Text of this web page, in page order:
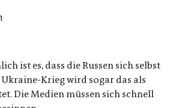
ist es, dass die Russen sich selbst
Krieg wird sogar das als
Die Medien müssen sich schnell